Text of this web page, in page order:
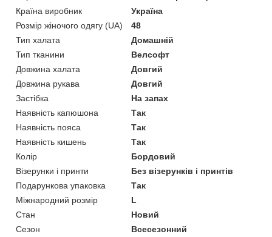
Країна виробник
Україна
Розмір жіночого одягу (UA)
48
Тип халата
Домашній
Тип тканини
Велсофт
Довжина халата
Довгий
Довжина рукава
Довгий
Застібка
На запах
Наявність капюшона
Так
Наявність пояса
Так
Наявність кишень
Так
Колір
Бордовий
Візерунки і принти
Без візерунків і принтів
Подарункова упаковка
Так
Міжнародний розмір
L
Стан
Новий
Сезон
Всесезонний